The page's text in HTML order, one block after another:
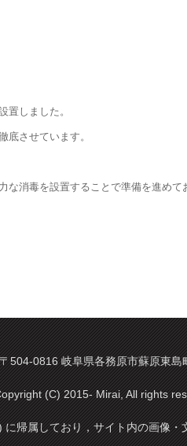
置しました。
させています。
消毒を設置することで準備を進めて
0816 岐阜県各務原市蘇原東
(C) 2015- Mirai, All rights
帰属しており，サイト内の画像